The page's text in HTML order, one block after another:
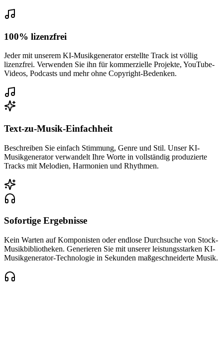
100% lizenzfrei
Jeder mit unserem KI-Musikgenerator erstellte Track ist völlig
lizenzfrei. Verwenden Sie ihn für kommerzielle Projekte, YouTube-
Videos, Podcasts und mehr ohne Copyright-Bedenken.
Text-zu-Musik-Einfachheit
Beschreiben Sie einfach Stimmung, Genre und Stil. Unser KI-
Musikgenerator verwandelt Ihre Worte in vollständig produzierte
Tracks mit Melodien, Harmonien und Rhythmen.
Sofortige Ergebnisse
Kein Warten auf Komponisten oder endlose Durchsuche von Stock-
Musikbibliotheken. Generieren Sie mit unserer leistungsstarken KI-
Musikgenerator-Technologie in Sekunden maßgeschneiderte Musik.